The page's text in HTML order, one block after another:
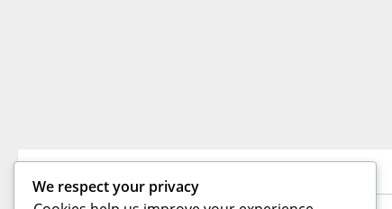
TE PUEDEN INTERESAR
We respect your privacy